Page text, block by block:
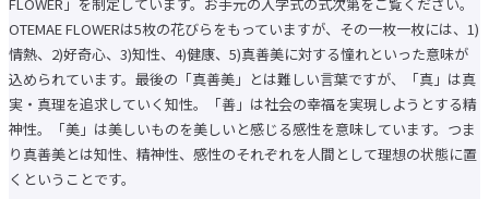
学費の納付について
学生相談
施設の利用について
大学生協・食堂
学生寮・学生マンション・アパート紹介
アルバイトの紹介
障がいのある学生支援に
ついて
各種申請・証明書発行
キャンパスカレンダー
OTEMAE FLOWERは5枚の花びらをもっていますが、その一枚一枚には、1)
情熱、2)好奇心、3)知性、4)健康、5)真善美に対する憧れといった意味が
込められています。最後の「真善美」とは難しい言葉ですが、「真」は真
実・真理を追求していく知性。「善」は社会の幸福を実現しようとする精
神性。「美」は美しいものを美しいと感じる感性を意味しています。つま
り真善美とは知性、精神性、感性のそれぞれを人間として理想の状態に置
くということです。